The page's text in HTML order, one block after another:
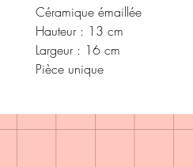
Céramique émaillée
Hauteur : 13 cm
Largeur : 16 cm
Pièce unique